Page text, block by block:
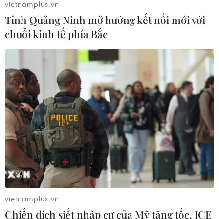
Nga và Ukraine tiếp tục tấn
công qua lại, thương vong không
ngừng gia tăng
04/08/2026 15:54
Xem thêm
CƠ QUAN CHỦ QUẢN: THÔNG TẤN XÃ VIỆT NAM
Tổng Biên tập: TRẦN TIẾN DUẨN
Phó Tổng Biên tập: NGUYỄN THỊ TÁM, KHÚC THANH
vietnamplus.vn
Tỉnh Quảng Ninh mở hướng kết nối mới với
chuỗi kinh tế phía Bắc
vietnamplus.vn
Chiến dịch siết nhập cư của Mỹ tăng tốc, ICE